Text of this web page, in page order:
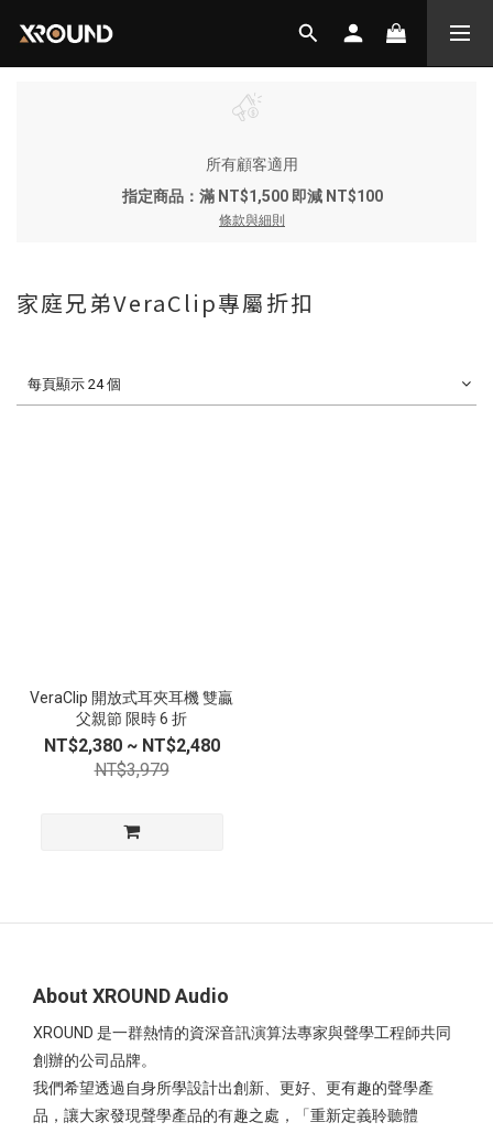
所有顧客適用
指定商品：滿 NT$1,500 即減 NT$100
條款與細則
家庭兄弟VeraClip專屬折扣
每頁顯示 24 個
VeraClip 開放式耳夾耳機 雙贏
父親節 限時 6 折
NT$2,380 ~ NT$2,480
NT$3,979
About XROUND Audio
XROUND 是一群熱情的資深音訊演算法專家與聲學工程師共同
創辦的公司品牌。
我們希望透過自身所學設計出創新、更好、更有趣的聲學產
品，讓大家發現聲學產品的有趣之處，「重新定義聆聽體